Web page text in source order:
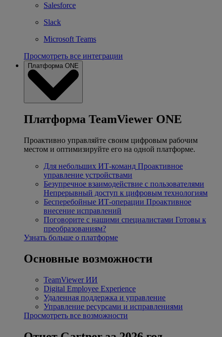
Salesforce
Slack
Microsoft Teams
Просмотреть все интеграции
Платформа ONE
Платформа TeamViewer ONE
Проактивно управляйте своим цифровым рабочим
местом и оптимизируйте его на одной платформе.
Для небольших ИТ-команд Проактивное
управление устройствами
Безупречное взаимодействие с пользователями
Непрерывный доступ к цифровым технологиям
Бесперебойные ИТ-операции Проактивное
внесение исправлений
Поговорите с нашими специалистами Готовы к
преобразованиям?
Узнать больше о платформе
Основные возможности
TeamViewer ИИ
Digital Employee Experience
Удаленная поддержка и управление
Управление ресурсами и исправлениями
Просмотреть все возможности